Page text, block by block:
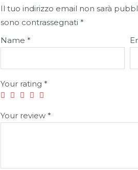
Il tuo indirizzo email non sarà
sono contrassegnati *
Name *
Your rating *
Your review *